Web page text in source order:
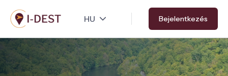
Ugrás
a
tartalomra
Bejelentkezés